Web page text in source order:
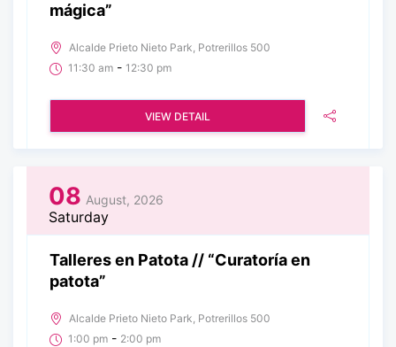
mágica”
Alcalde Prieto Nieto Park, Potrerillos 500
11:30 am - 12:30 pm
VIEW DETAIL
08 August, 2026
Saturday
Talleres en Patota // “Curatoría en
patota”
Alcalde Prieto Nieto Park, Potrerillos 500
1:00 pm - 2:00 pm